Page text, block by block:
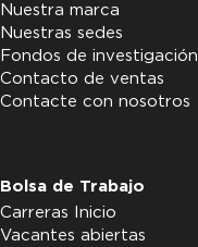
Nuestra marca
Nuestras sedes
Fondos de investigación
Contacto de ventas
Contacte con nosotros
Bolsa de Trabajo
Carreras Inicio
Vacantes abiertas